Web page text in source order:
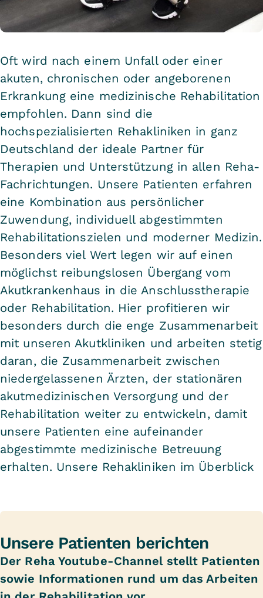
Oft wird nach einem Unfall oder einer
akuten, chronischen oder angeborenen
Erkrankung eine medizinische Rehabilitation
empfohlen. Dann sind die
hochspezialisierten Rehakliniken in ganz
Deutschland der ideale Partner für
Therapien und Unterstützung in allen Reha-
Fachrichtungen. Unsere Patienten erfahren
eine Kombination aus persönlicher
Zuwendung, individuell abgestimmten
Rehabilitationszielen und moderner Medizin.
Besonders viel Wert legen wir auf einen
möglichst reibungslosen Übergang vom
Akutkrankenhaus in die Anschlusstherapie
oder Rehabilitation. Hier profitieren wir
besonders durch die enge Zusammenarbeit
mit unseren Akutkliniken und arbeiten stetig
daran, die Zusammenarbeit zwischen
niedergelassenen Ärzten, der stationären
akutmedizinischen Versorgung und der
Rehabilitation weiter zu entwickeln, damit
unsere Patienten eine aufeinander
abgestimmte medizinische Betreuung
erhalten. Unsere Rehakliniken im Überblick
Unsere Patienten berichten
Der Reha Youtube-Channel stellt Patienten
sowie Informationen rund um das Arbeiten